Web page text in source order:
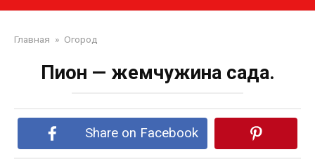
Главная » Огород
Пион — жемчужина сада.
Share on Facebook